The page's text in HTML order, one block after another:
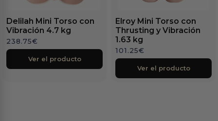
Delilah Mini Torso con
Vibración 4.7 kg
238.75€
Ver el producto
Elroy Mini Torso con
Thrusting y Vibración
1.63 kg
101.25€
Ver el producto